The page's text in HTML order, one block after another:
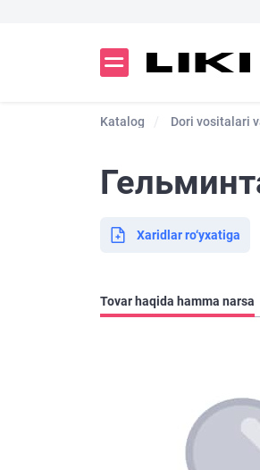
Katalog Dori vositalari
Xaridlar ro‘yxatiga
Tovar haqida hamma narsa